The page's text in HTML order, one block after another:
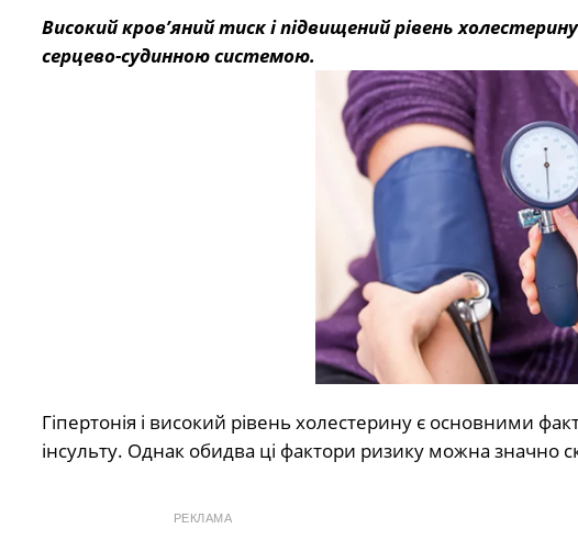
Високий кров’яний тиск і підвищений рівень
серцево-судинною системою.
Гіпертонія і високий рівень холестерину є основними
інсульту. Однак обидва ці фактори ризику можна значно
РЕКЛАМА